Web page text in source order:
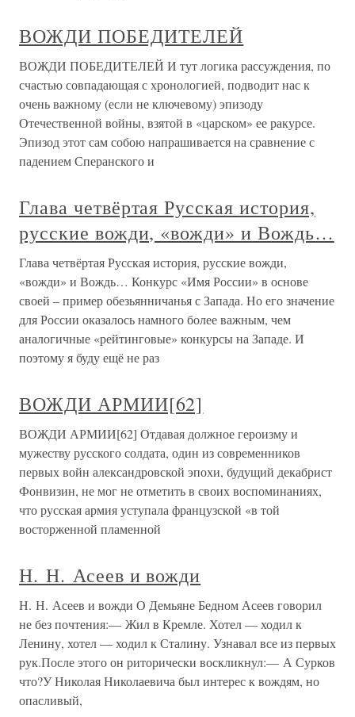
ВОЖДИ ПОБЕДИТЕЛЕЙ
ВОЖДИ ПОБЕДИТЕЛЕЙ И тут логика рассуждения, по
счастью совпадающая с хронологией, подводит нас к
очень важному (если не ключевому) эпизоду
Отечественной войны, взятой в «царском» ее ракурсе.
Эпизод этот сам собою напрашивается на сравнение с
падением Сперанского и
Глава четвёртая Русская история,
русские вожди, «вожди» и Вождь…
Глава четвёртая Русская история, русские вожди,
«вожди» и Вождь… Конкурс «Имя России» в основе
своей – пример обезьянничанья с Запада. Но его значение
для России оказалось намного более важным, чем
аналогичные «рейтинговые» конкурсы на Западе. И
поэтому я буду ещё не раз
ВОЖДИ АРМИИ[62]
ВОЖДИ АРМИИ[62] Отдавая должное героизму и
мужеству русского солдата, один из современников
первых войн александровской эпохи, будущий декабрист
Фонвизин, не мог не отметить в своих воспоминаниях,
что русская армия уступала французской «в той
восторженной пламенной
Н. Н. Асеев и вожди
Н. Н. Асеев и вожди О Демьяне Бедном Асеев говорил
не без почтения:— Жил в Кремле. Хотел — ходил к
Ленину, хотел — ходил к Сталину. Узнавал все из первых
рук.После этого он риторически воскликнул:— А Сурков
что?У Николая Николаевича был интерес к вождям, но
опасливый,